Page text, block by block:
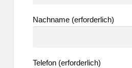
Nachname (erforderlich)
Telefon (erforderlich)